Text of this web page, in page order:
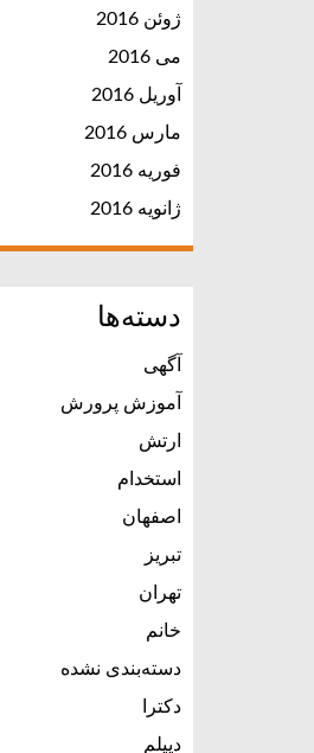
ژوئن 2016
می 2016
آوریل 2016
مارس 2016
فوریه 2016
ژانویه 2016
دسته‌ها
آگهی
آموزش پرورش
ارتش
استخدام
اصفهان
تبریز
تهران
خانم
دسته‌بندی نشده
دکترا
دیپلم